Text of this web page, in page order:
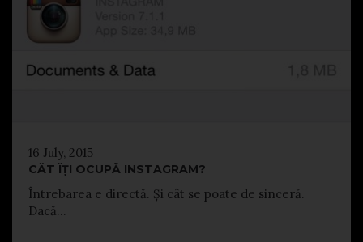
16 July, 2015
CÂT ÎȚI OCUPĂ INSTAGRAM?
Întrebarea e directă. Și cât se poate de sinceră.
Dacă...